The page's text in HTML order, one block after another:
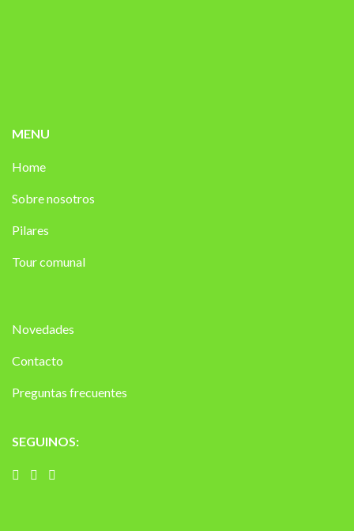
MENU
Home
Sobre nosotros
Pilares
Tour comunal
Novedades
Contacto
Preguntas frecuentes
SEGUINOS: